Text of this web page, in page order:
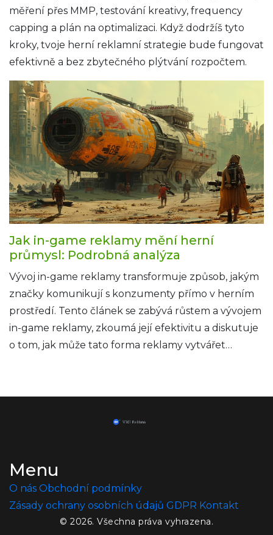
měření přes MMP, testování kreativy, frequency
capping a plán na optimalizaci. Když dodržíš tyto
kroky, tvoje herní reklamní strategie bude fungovat
efektivně a bez zbytečného plýtvání rozpočtem.
Jak in-game reklamy mění herní
průmysl: Podrobná analýza
Vývoj in-game reklamy transformuje způsob, jakým
značky komunikují s konzumenty přímo v herním
prostředí. Tento článek se zabývá růstem a vývojem
in-game reklamy, zkoumá její efektivitu a diskutuje
o tom, jak může tato forma reklamy vytvářet
Menu
O nás Obchodní podmínky
Zásady ochrany osobních údajů GDPR Kontakt
© 2026. Všechna práva vyhrazena.